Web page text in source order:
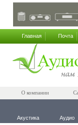
Главная Почта
О компании
Акустика Аудио